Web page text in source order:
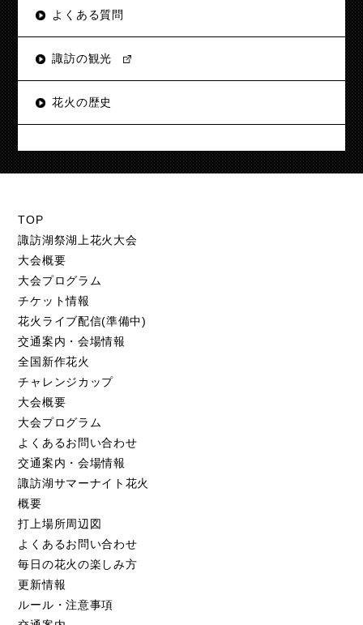
よくある質問
諏訪の観光
花火の歴史
TOP
諏訪湖祭湖上花火大会
大会概要
大会プログラム
チケット情報
花火ライブ配信(準備中)
交通案内・会場情報
全国新作花火
チャレンジカップ
大会概要
大会プログラム
よくあるお問い合わせ
交通案内・会場情報
諏訪湖サマーナイト花火
概要
打上場所周辺図
よくあるお問い合わせ
毎日の花火の楽しみ方
更新情報
ルール・注意事項